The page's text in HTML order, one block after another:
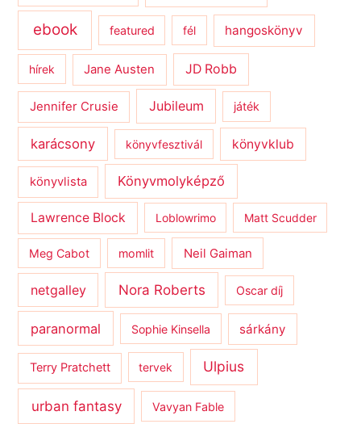
ebook featured fél hangoskönyv
hírek Jane Austen JD Robb
Jennifer Crusie Jubileum játék
karácsony könyvfesztivál könyvklub
könyvlista Könyvmolyképző
Lawrence Block Loblowrimo Matt Scudder
Meg Cabot momlit Neil Gaiman
netgalley Nora Roberts Oscar díj
paranormal Sophie Kinsella sárkány
Terry Pratchett tervek Ulpius
urban fantasy Vavyan Fable